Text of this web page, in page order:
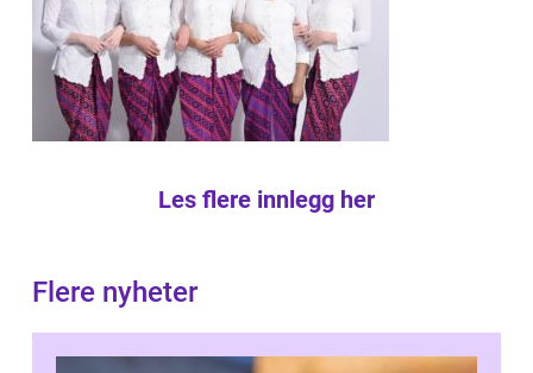
Les flere innlegg her
Flere nyheter